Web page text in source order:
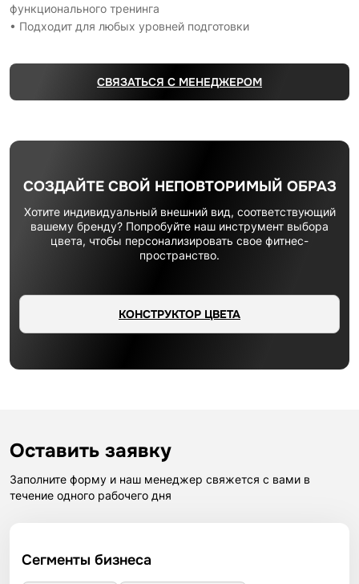
функционального тренинга
• Подходит для любых уровней подготовки
СВЯЗАТЬСЯ С МЕНЕДЖЕРОМ
СОЗДАЙТЕ СВОЙ НЕПОВТОРИМЫЙ ОБРАЗ
Хотите индивидуальный внешний вид, соответствующий
вашему бренду? Попробуйте наш инструмент выбора
цвета, чтобы персонализировать свое фитнес-
пространство.
КОНСТРУКТОР ЦВЕТА
Оставить заявку
Заполните форму и наш менеджер свяжется с вами в
течение одного рабочего дня
Сегменты бизнеса